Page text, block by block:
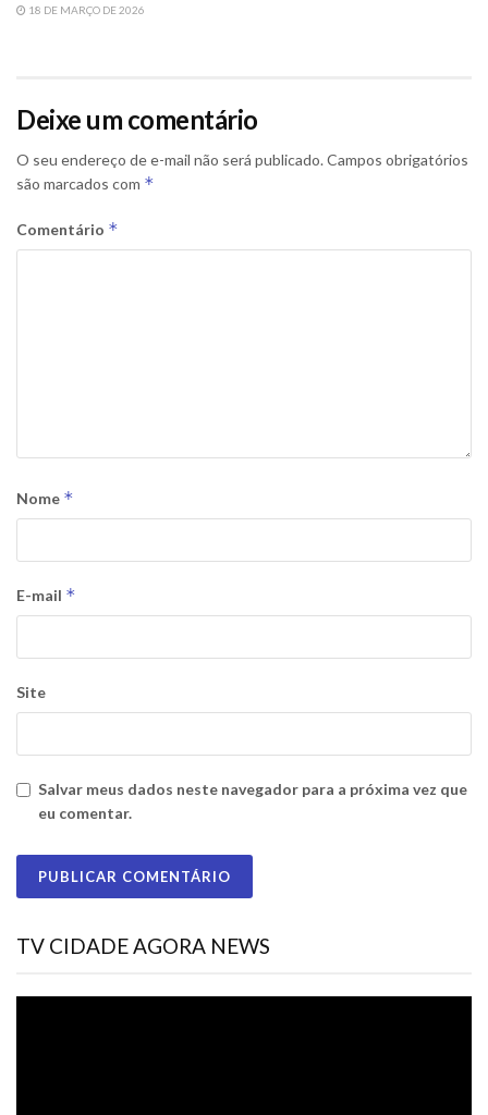
18 DE MARÇO DE 2026
Deixe um comentário
O seu endereço de e-mail não será publicado. Campos obrigatórios
são marcados com *
Comentário *
Nome *
E-mail *
Site
Salvar meus dados neste navegador para a próxima vez que
eu comentar.
TV CIDADE AGORA NEWS